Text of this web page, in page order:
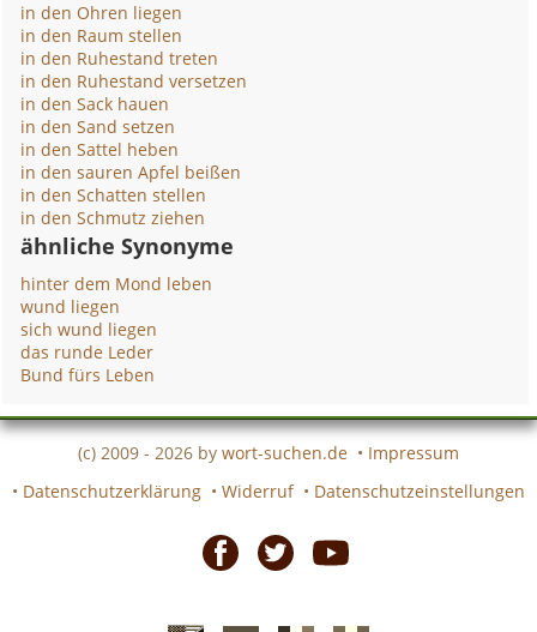
in den Ohren liegen
in den Raum stellen
in den Ruhestand treten
in den Ruhestand versetzen
in den Sack hauen
in den Sand setzen
in den Sattel heben
in den sauren Apfel beißen
in den Schatten stellen
in den Schmutz ziehen
ähnliche Synonyme
hinter dem Mond leben
wund liegen
sich wund liegen
das runde Leder
Bund fürs Leben
(c) 2009 - 2026 by wort-suchen.de • Impressum
• Datenschutzerklärung • Widerruf • Datenschutzeinstellungen